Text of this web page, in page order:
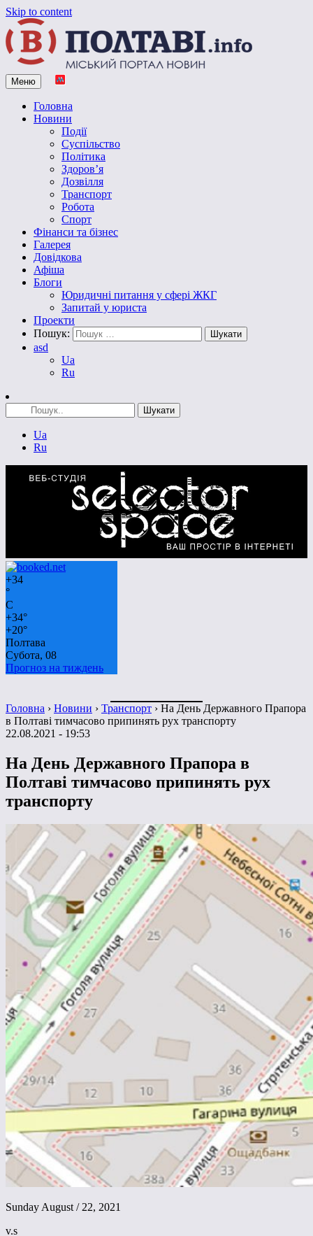
Skip to content
Vpoltave.info
Полтавський портал новин
Меню
Головна
Новини
Події
Суспільство
Політика
Здоров’я
Дозвілля
Транспорт
Робота
Спорт
Фінанси та бізнес
Галерея
Довідкова
Афіша
Блоги
Юридичні питання у сфері ЖКГ
Запитай у юриста
Проекти
Пошук:
asd
Ua
Ru
Ua
Ru
+34
°
C
+34°
+20°
Полтава
Субота, 08
Прогноз на тиждень
Головна › Новини › Транспорт › На День Державного Прапора
в Полтаві тимчасово припинять рух транспорту
22.08.2021 - 19:53
На День Державного Прапора в
Полтаві тимчасово припинять рух
транспорту
Sunday August / 22, 2021
v.s